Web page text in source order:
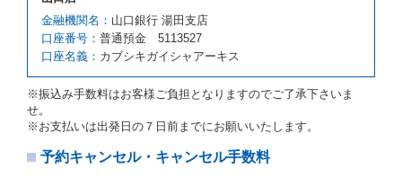
原因が、当社の責に帰さない事由による時には第４条
第５項の予約の取消しとして取り扱い、当社は受領済
の予約申込金を返還するものとします。
第６条（免責）
当社及び借受人は、予約が取り消され、又は貸渡契約
が締結されなかったことについて、第４条及び第５条
に定める場合を除き、相互に何らの請求をしないもの
とします。
第３章／貸 渡 し
金融機関名： 山口銀行 湯田支店
口座番号： 普通預金 5113527
口座名義： カブシキガイシャアーキス
※振込み手数料はお客様ご負担となりますのでご了承下さいま
せ。
※お支払いは出発日の７日前までにお願いいたします。
予約キャンセル・キャンセル手数料